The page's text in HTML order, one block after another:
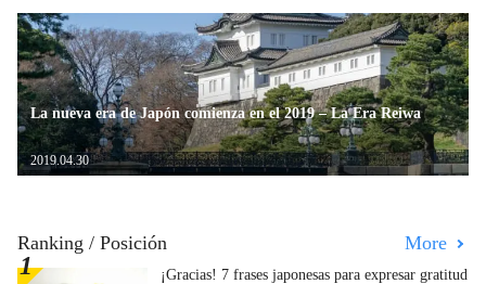
La nueva era de Japón comienza en el 2019 – La Era Reiwa
2019.04.30
Ranking / Posición More
¡Gracias! 7 frases japonesas para expresar gratitud